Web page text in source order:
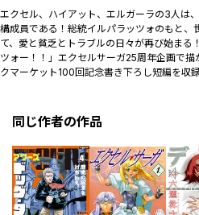
エクセル、ハイアット、エルガーラの3人は
構成員である！総統イルパラッツォのもと、
て、愛と貧乏とトラブルの日々が再び始まる
ツォー！！」エクセルサーガ25周年企画で
クマーケット100回記念書き下ろし短編を収録
同じ作者の作品